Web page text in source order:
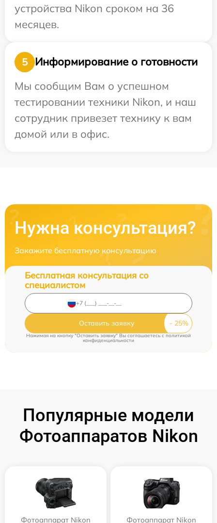
устройства Nikon сроком на 36
месяцев.
5
Информирование о готовности
Мы сообщим Вам о успешном
тестировании техники Nikon, и наш
сотрудник привезет технику к вам
домой или в офис.
Нужна консультация?
Закажите бесплатную консультацию
Бесплатная консультация со
специалистом
Оставить заявку
Нажимая на кнопку "Оставить заявку" Вы соглашаетесь cполитикой
конфиденциальности
Популярные модели
Фотоаппаратов Nikon
Фотоаппарат Nikon
Фотоаппарат Nikon